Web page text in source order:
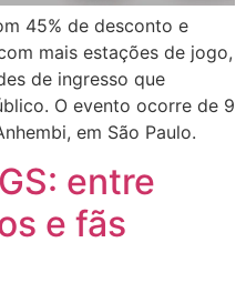
45% de desconto e
mais estações de jogo,
de ingresso que
O evento ocorre de 9
em São Paulo.
entre
e fãs